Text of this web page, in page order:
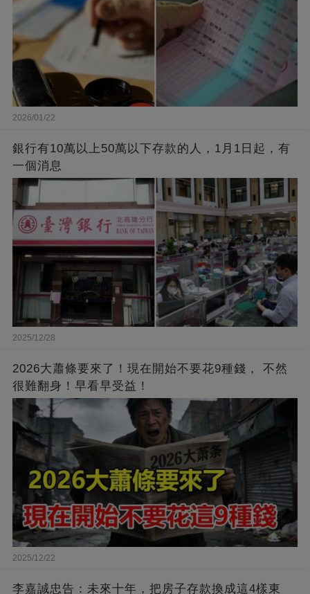
2026/01/22
銀行有10萬以上50萬以下存款的人，1月1日起，有
一個消息
2025/12/28
2026大蕭條要來了！現在開始不要花9種錢， 不然
很難翻身！早看早受益！
2025/12/22
李嘉誠忠告：未來十年，把房子存款換成這4樣東